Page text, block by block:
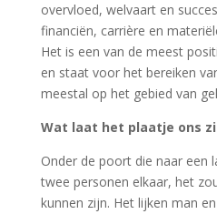
overvloed, welvaart en
financiën, carrière en
Het is een van de meest
en staat voor het bereiken
meestal op het gebied van
Wat laat het plaatje ons
Onder de poort die naar een
twee personen elkaar, het
kunnen zijn. Het lijken man